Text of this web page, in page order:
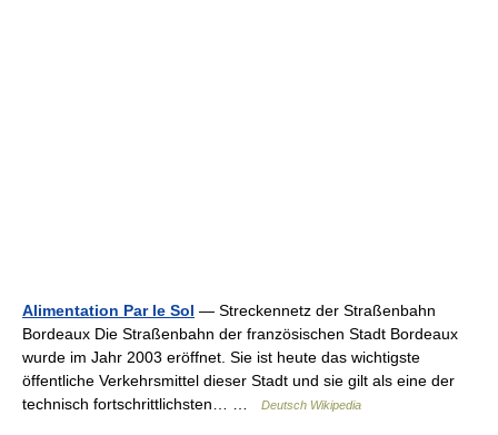
Alimentation Par le Sol — Streckennetz der Straßenbahn
Bordeaux Die Straßenbahn der französischen Stadt Bordeaux
wurde im Jahr 2003 eröffnet. Sie ist heute das wichtigste
öffentliche Verkehrsmittel dieser Stadt und sie gilt als eine der
technisch fortschrittlichsten… …
Deutsch Wikipedia